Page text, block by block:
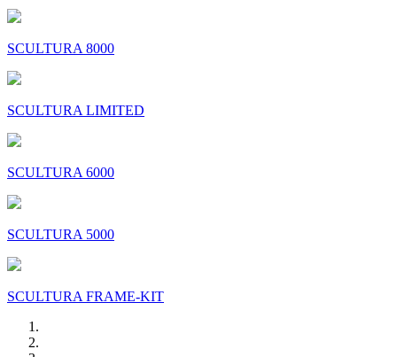
SCULTURA 8000
SCULTURA LIMITED
SCULTURA 6000
SCULTURA 5000
SCULTURA FRAME-KIT